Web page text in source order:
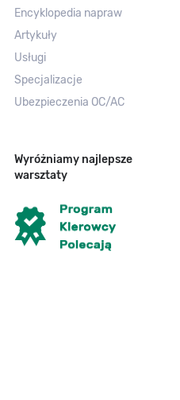
Encyklopedia napraw
Artykuły
Usługi
Specjalizacje
Ubezpieczenia OC/AC
Wyróżniamy najlepsze
warsztaty